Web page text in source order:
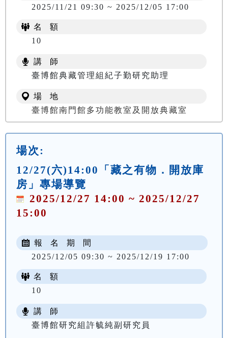
2025/11/21 09:30 ~ 2025/12/05 17:00
名 額
10
講 師
臺博館典藏管理組紀子勤研究助理
場 地
臺博館南門館多功能教室及開放典藏室
場次:
12/27(六)14:00「藏之有物．開放庫
房」專場導覽
2025/12/27 14:00 ~ 2025/12/27
15:00
報 名 期 間
2025/12/05 09:30 ~ 2025/12/19 17:00
名 額
10
講 師
臺博館研究組許毓純副研究員